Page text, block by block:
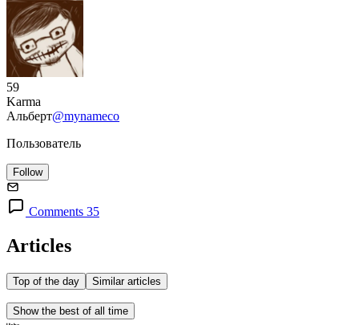
59
Karma
Альберт@mynameco
Пользователь
Follow
Comments 35
Articles
Top of the day Similar articles
Show the best of all time